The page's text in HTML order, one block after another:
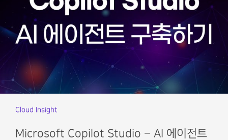
Cloud Insight
Microsoft Copilot Studio – AI 에이전트